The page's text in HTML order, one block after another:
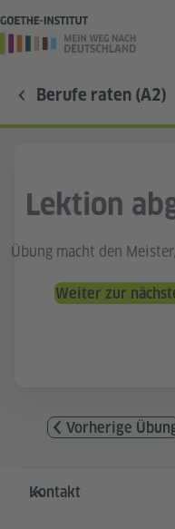
Berufe raten (A2)
Lektion
Übung macht den
Weiter zur
Vorherige
Service- und
Kontakt